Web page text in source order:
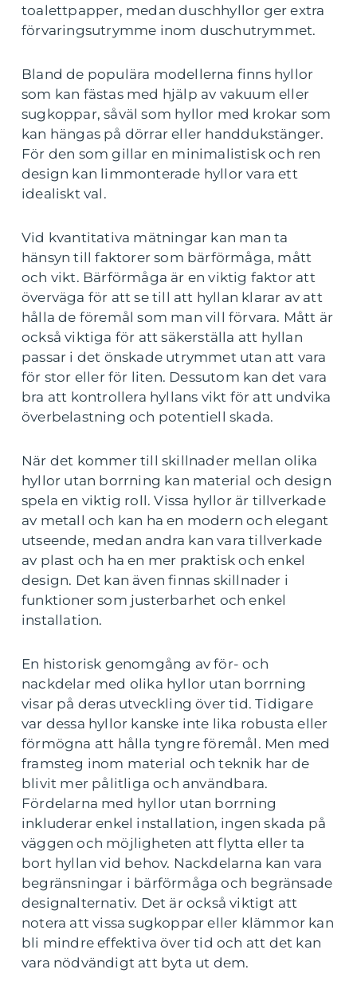
toalettpapper, medan duschhyllor ger extra
förvaringsutrymme inom duschutrymmet.
Bland de populära modellerna finns hyllor
som kan fästas med hjälp av vakuum eller
sugkoppar, såväl som hyllor med krokar som
kan hängas på dörrar eller handdukstänger.
För den som gillar en minimalistisk och ren
design kan limmonterade hyllor vara ett
idealiskt val.
Vid kvantitativa mätningar kan man ta
hänsyn till faktorer som bärförmåga, mått
och vikt. Bärförmåga är en viktig faktor att
överväga för att se till att hyllan klarar av att
hålla de föremål som man vill förvara. Mått är
också viktiga för att säkerställa att hyllan
passar i det önskade utrymmet utan att vara
för stor eller för liten. Dessutom kan det vara
bra att kontrollera hyllans vikt för att undvika
överbelastning och potentiell skada.
När det kommer till skillnader mellan olika
hyllor utan borrning kan material och design
spela en viktig roll. Vissa hyllor är tillverkade
av metall och kan ha en modern och elegant
utseende, medan andra kan vara tillverkade
av plast och ha en mer praktisk och enkel
design. Det kan även finnas skillnader i
funktioner som justerbarhet och enkel
installation.
En historisk genomgång av för- och
nackdelar med olika hyllor utan borrning
visar på deras utveckling över tid. Tidigare
var dessa hyllor kanske inte lika robusta eller
förmögna att hålla tyngre föremål. Men med
framsteg inom material och teknik har de
blivit mer pålitliga och användbara.
Fördelarna med hyllor utan borrning
inkluderar enkel installation, ingen skada på
väggen och möjligheten att flytta eller ta
bort hyllan vid behov. Nackdelarna kan vara
begränsningar i bärförmåga och begränsade
designalternativ. Det är också viktigt att
notera att vissa sugkoppar eller klämmor kan
bli mindre effektiva över tid och att det kan
vara nödvändigt att byta ut dem.